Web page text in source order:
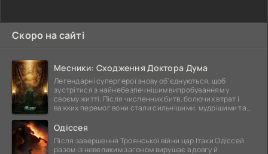
Скоро на сайті
Месники: Сходження Доктора Дума
Легендарні супергерої знову об'єднуються, щоб
зустрітися з найнебезпечнішим випробуванням у
своєму житті. Після численних битв, болючих втрат і
важких перемог вони стали сильнішими, мудрішими та
Одіссея
Після завершення Троянської війни цар Ітаки Одіссей
разом із невеликим загоном вирушає в довгу й